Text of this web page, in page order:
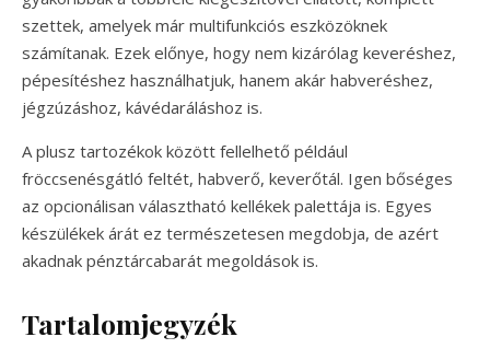
szettek, amelyek már multifunkciós eszközöknek
számítanak. Ezek előnye, hogy nem kizárólag keveréshez,
pépesítéshez használhatjuk, hanem akár habveréshez,
jégzúzáshoz, kávédaráláshoz is.
A plusz tartozékok között fellelhető például
fröccsenésgátló feltét, habverő, keverőtál. Igen bőséges
az opcionálisan választható kellékek palettája is. Egyes
készülékek árát ez természetesen megdobja, de azért
akadnak pénztárcabarát megoldások is.
Tartalomjegyzék